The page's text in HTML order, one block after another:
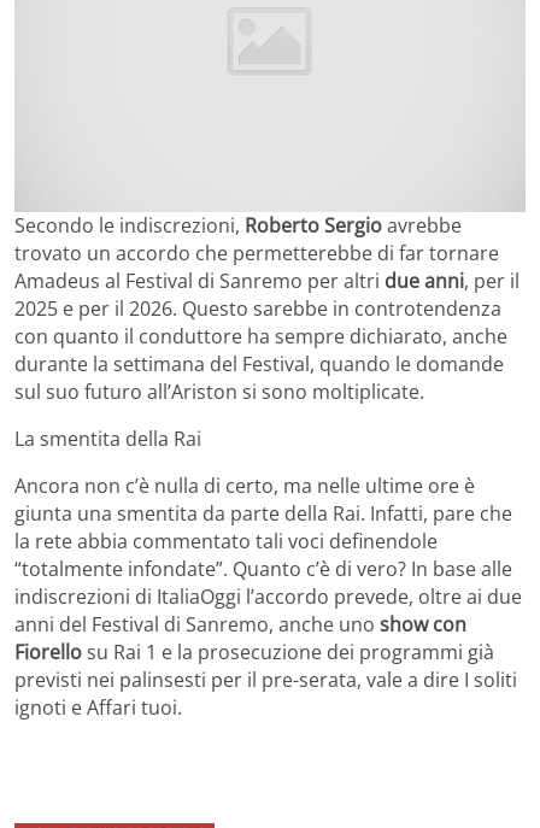
Secondo le indiscrezioni, Roberto Sergioavrebbe
trovato un accordo che permetterebbe di far tornare
Amadeus al Festival di Sanremo per altri due anni, per il
2025 e per il 2026. Questo sarebbe in controtendenza
con quanto il conduttore ha sempre dichiarato, anche
durante la settimana del Festival, quando le domande
sul suo futuro all’Ariston si sono moltiplicate.
La smentita della Rai
Ancora non c’è nulla di certo, ma nelle ultime ore è
giunta una smentita da parte della Rai. Infatti, pare che
la rete abbia commentato tali voci definendole
“totalmente infondate”. Quanto c’è di vero? In base alle
indiscrezioni di ItaliaOggi l’accordo prevede, oltre ai due
anni del Festival di Sanremo, anche uno show con
Fiorellosu Rai 1 e la prosecuzione dei programmi già
previsti nei palinsesti per il pre-serata, vale a dire I soliti
ignoti e Affari tuoi.